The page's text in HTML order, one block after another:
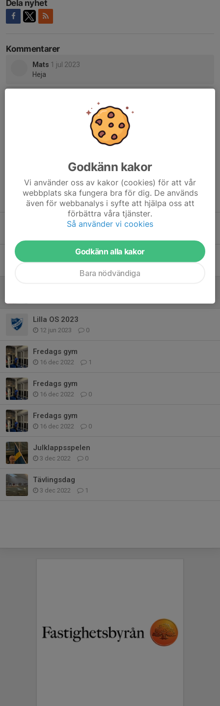
Dela nyhet
Kommentarer
Mats 1 jul 2023
Heja
1 jul 2023
Tidigare nyheter
Träningsläger
Träningsläger
Lilla OS 2023
12 jun 2023 0
Fredags gym
16 dec 2022 1
Fredags gym
16 dec 2022 0
Fredags gym
16 dec 2022 0
Julklappsspelen
3 dec 2022 0
Tävlingsdag
3 dec 2022 1
Godkänn kakor
Vi använder oss av kakor (cookies) för att vår
webbplats ska fungera bra för dig. De används
även för webbanalys i syfte att hjälpa oss att
förbättra våra tjänster.
Så använder vi cookies
Godkänn alla kakor
Bara nödvändiga